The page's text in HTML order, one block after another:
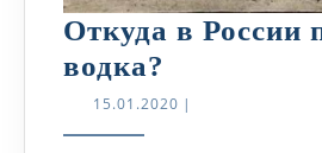
Откуда в России
водка?
в
15.01.2020 15.01.2020
|